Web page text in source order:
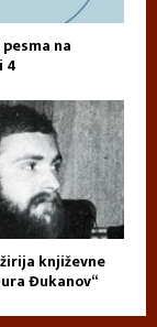
na
4
književne
Đukanov“